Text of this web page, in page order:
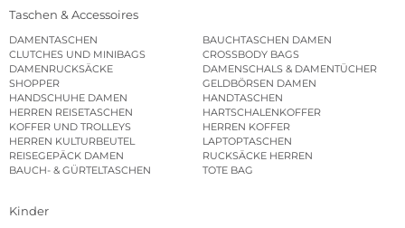
Taschen & Accessoires
DAMENTASCHEN
BAUCHTASCHEN DAMEN
CLUTCHES UND MINIBAGS
CROSSBODY BAGS
DAMENRUCKSÄCKE
DAMENSCHALS & DAMENTÜCHER
SHOPPER
GELDBÖRSEN DAMEN
HANDSCHUHE DAMEN
HANDTASCHEN
HERREN REISETASCHEN
HARTSCHALENKOFFER
KOFFER UND TROLLEYS
HERREN KOFFER
HERREN KULTURBEUTEL
LAPTOPTASCHEN
REISEGEPÄCK DAMEN
RUCKSÄCKE HERREN
BAUCH- & GÜRTELTASCHEN
TOTE BAG
Kinder